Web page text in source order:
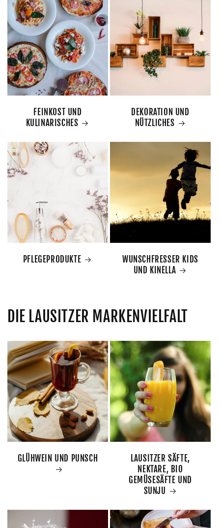
FEINKOST UND
KULINARISCHES
DEKORATION UND
NÜTZLICHES
PFLEGEPRODUKTE
WUNSCHFRESSER KIDS
UND KINELLA
DIE LAUSITZER MARKENVIELFALT
GLÜHWEIN UND PUNSCH
LAUSITZER SÄFTE,
NEKTARE, BIO
GEMÜSESÄFTE UND
SUNJU